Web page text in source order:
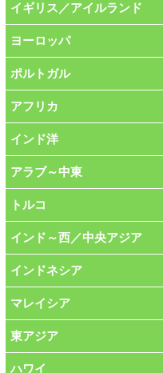
イギリス／アイルランド
ヨーロッパ
ポルトガル
アフリカ
インド洋
アラブ～中東
トルコ
インド～西／中央アジア
インドネシア
マレイシア
東アジア
ハワイ